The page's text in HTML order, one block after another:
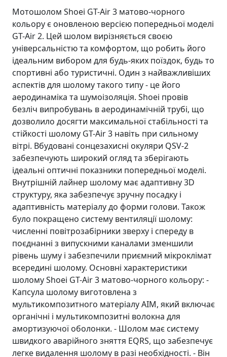
Мотошолом Shoei GT-Air 3 матово-чорного
кольору є оновленою версією попередньої моделі
GT-Air 2. Цей шолом вирізняється своєю
універсальністю та комфортом, що робить його
ідеальним вибором для будь-яких поїздок, будь то
спортивні або туристичні. Один з найважливіших
аспектів для шолому такого типу - це його
аеродинаміка та шумоізоляція. Shoei провів
безліч випробувань в аеродинамічній трубі, що
дозволило досягти максимальної стабільності та
стійкості шолому GT-Air 3 навіть при сильному
вітрі. Вбудовані сонцезахисні окуляри QSV-2
забезпечують широкий огляд та зберігають
ідеальні оптичні показники попередньої моделі.
Внутрішній лайнер шолому має адаптивну 3D
структуру, яка забезпечує зручну посадку і
адаптивність матеріалу до форми голови. Також
було покращено систему вентиляції шолому:
численні повітрозабірники зверху і спереду в
поєднанні з випускними каналами зменшили
рівень шуму і забезпечили приємний мікроклімат
всередині шолому. Основні характеристики
шолому Shoei GT-Air 3 матово-чорного кольору: -
Капсула шолому виготовлена з
мультикомпозитного матеріалу AIM, який включає
органічні і мультикомпозитні волокна для
амортизуючої оболонки. - Шолом має систему
швидкого аварійного зняття EQRS, що забезпечує
легке видалення шолому в разі необхідності. - Він